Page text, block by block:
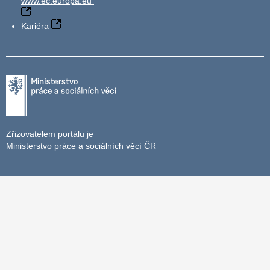
Kariéra
Zřizovatelem portálu je
Ministerstvo práce a sociálních věcí ČR